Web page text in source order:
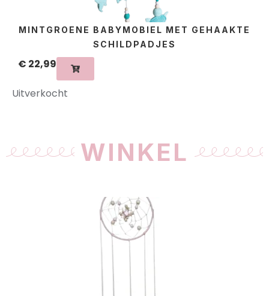
MINTGROENE BABYMOBIEL MET GEHAAKTE
SCHILDPADJES
€ 22,99
Uitverkocht
WINKEL